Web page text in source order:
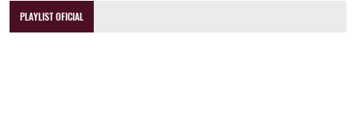
PLAYLIST OFICIAL